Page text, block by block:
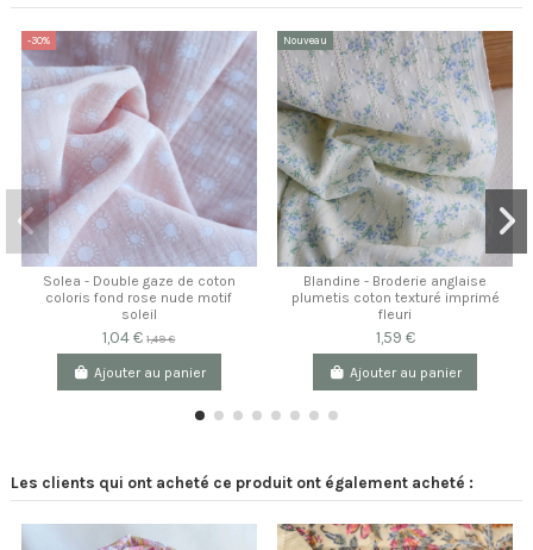
-30%
Solea - Double gaze de coton
coloris fond rose nude motif
soleil
1,04 €1,49 €
Ajouter au panier
Nouveau
Blandine - Broderie anglaise
plumetis coton texturé imprimé
fleuri
1,59 €
Ajouter au panier
Les clients qui ont acheté ce produit ont également acheté :